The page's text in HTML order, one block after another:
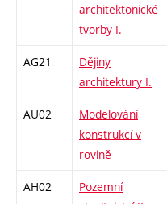
architektonické
tvorby I.
AG21
Dějiny
architektury I.
AU02
Modelování
konstrukcí v
rovině
AH02
Pozemní